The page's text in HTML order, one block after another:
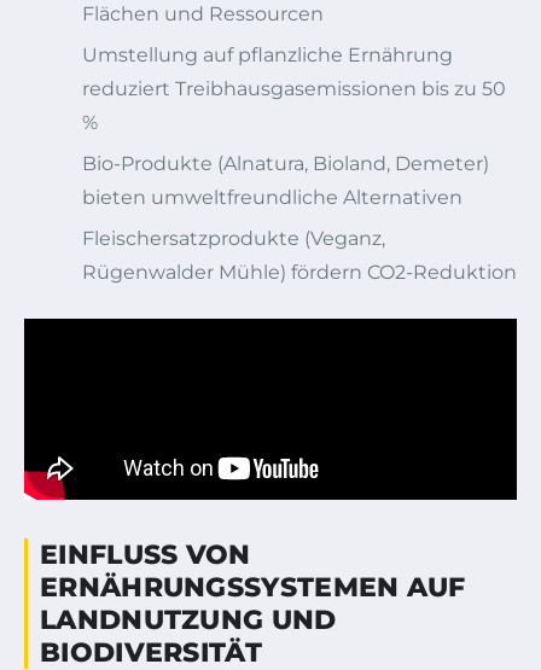
Flächen und Ressourcen
Umstellung auf pflanzliche Ernährung
reduziert Treibhausgasemissionen bis zu 50
%
Bio-Produkte (Alnatura, Bioland, Demeter)
bieten umweltfreundliche Alternativen
Fleischersatzprodukte (Veganz,
Rügenwalder Mühle) fördern CO2-Reduktion
EINFLUSS VON
ERNÄHRUNGSSYSTEMEN AUF
LANDNUTZUNG UND
BIODIVERSITÄT